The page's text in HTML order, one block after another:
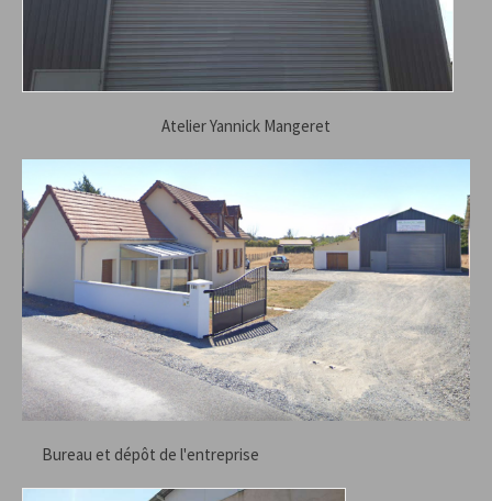
Atelier Yannick Mangeret
Bureau et dépôt de l'entreprise